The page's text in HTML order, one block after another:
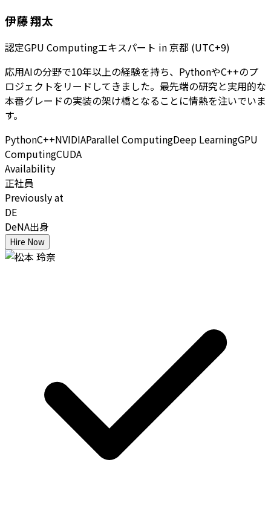
伊藤 翔太
認定GPU Computingエキスパート in京都 (UTC+9)
応用AIの分野で10年以上の経験を持ち、PythonやC++のプ
ロジェクトをリードしてきました。最先端の研究と実用的な
本番グレードの実装の架け橋となることに情熱を注いでいま
す。
PythonC++NVIDIAParallel ComputingDeep LearningGPU
ComputingCUDA
Availability
正社員
Previously at
DE
DeNA出身
Hire Now